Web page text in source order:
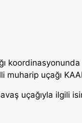
muharip uçağı
uçağıyla ilgili